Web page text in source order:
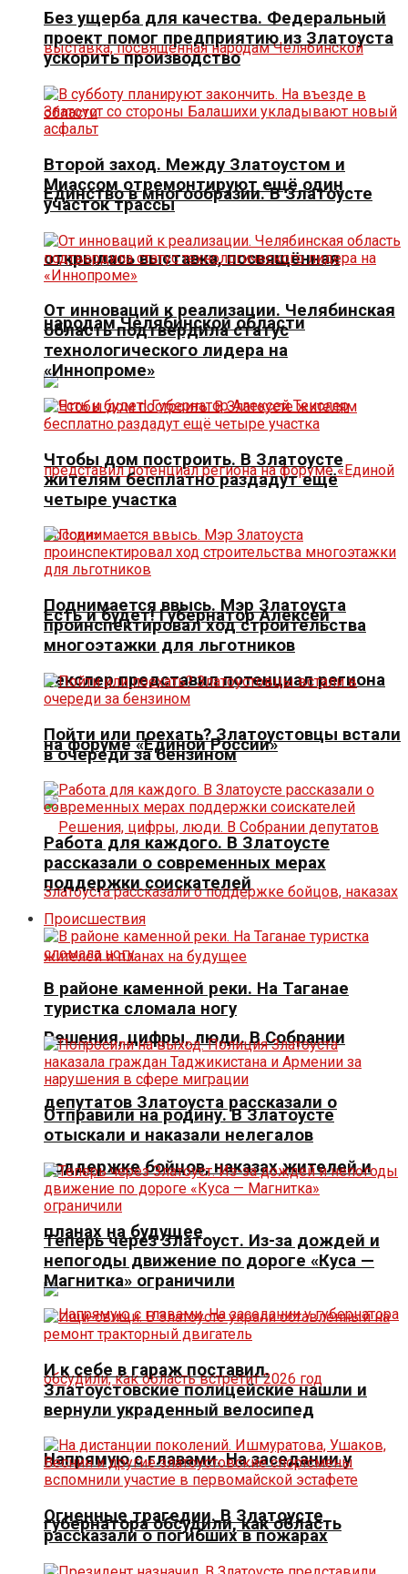
Единство в многообразии. В Златоусте
открылась выставка, посвящённая
народам Челябинской области
Есть и будет! Губернатор Алексей
Текслер представил потенциал региона
на форуме «Единой России»
Решения, цифры, люди. В Собрании
депутатов Златоуста рассказали о
поддержке бойцов, наказах жителей и
планах на будущее
Напрямую с главами. На заседании у
губернатора обсудили, как область
Без ущерба для качества. Федеральный
проект помог предприятию из Златоуста
ускорить производство
Второй заход. Между Златоустом и
Миассом отремонтируют ещё один
участок трассы
От инноваций к реализации. Челябинская
область подтвердила статус
технологического лидера на
«Иннопроме»
Чтобы дом построить. В Златоусте
жителям бесплатно раздадут ещё
четыре участка
Поднимается ввысь. Мэр Златоуста
проинспектировал ход строительства
многоэтажки для льготников
Пойти или поехать? Златоустовцы встали
в очереди за бензином
Работа для каждого. В Златоусте
рассказали о современных мерах
поддержки соискателей
Происшествия
В районе каменной реки. На Таганае
туристка сломала ногу
Отправили на родину. В Златоусте
отыскали и наказали нелегалов
Теперь через Златоуст. Из-за дождей и
непогоды движение по дороге «Куса —
Магнитка» ограничили
И к себе в гараж поставил.
Златоустовские полицейские нашли и
вернули украденный велосипед
Огненные трагедии. В Златоусте
рассказали о погибших в пожарах